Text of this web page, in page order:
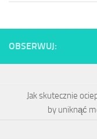
OBSERWUJ:
Jak skutecznie
by uniknąć